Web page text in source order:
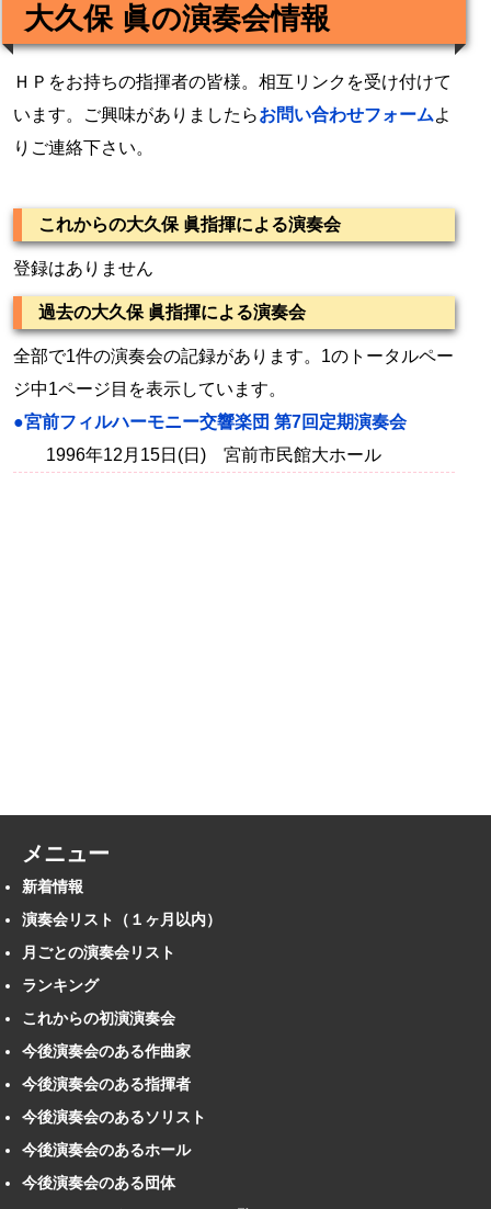
大久保 眞の演奏会情報
ＨＰをお持ちの指揮者の皆様。相互リンクを受け付けて
います。ご興味がありましたらお問い合わせフォームよ
りご連絡下さい。
これからの大久保 眞指揮による演奏会
登録はありません
過去の大久保 眞指揮による演奏会
全部で1件の演奏会の記録があります。1のトータルペー
ジ中1ページ目を表示しています。
●宮前フィルハーモニー交響楽団 第7回定期演奏会
1996年12月15日(日) 宮前市民館大ホール
メニュー
新着情報
演奏会リスト（１ヶ月以内）
月ごとの演奏会リスト
ランキング
これからの初演演奏会
今後演奏会のある作曲家
今後演奏会のある指揮者
今後演奏会のあるソリスト
今後演奏会のあるホール
今後演奏会のある団体